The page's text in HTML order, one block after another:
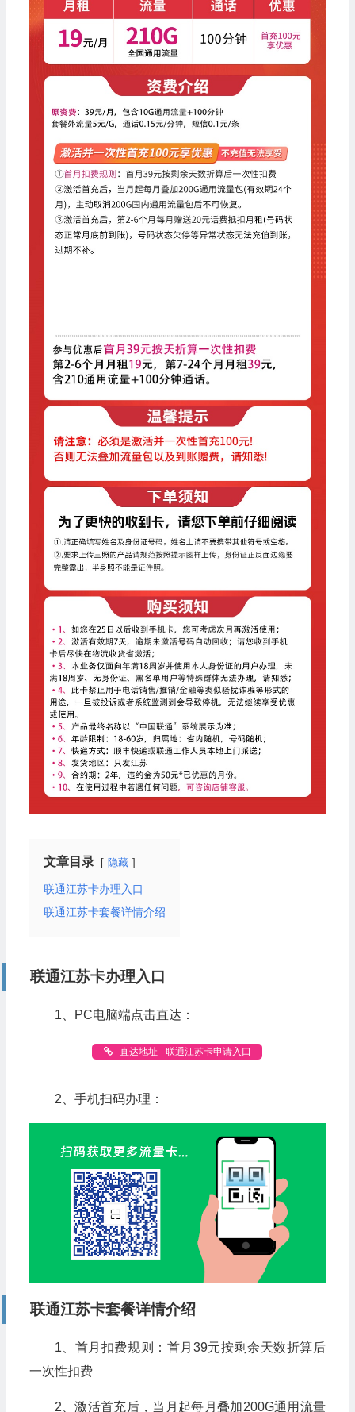
文章目录 隐藏
联通江苏卡办理入口
联通江苏卡套餐详情介绍
联通江苏卡办理入口
1、PC电脑端点击直达：
直达地址 - 联通江苏卡申请入口
2、手机扫码办理：
联通江苏卡套餐详情介绍
1、首月扣费规则：首月39元按剩余天数折算后
一次性扣费
2、激活首充后，当月起每月叠加200G通用流量